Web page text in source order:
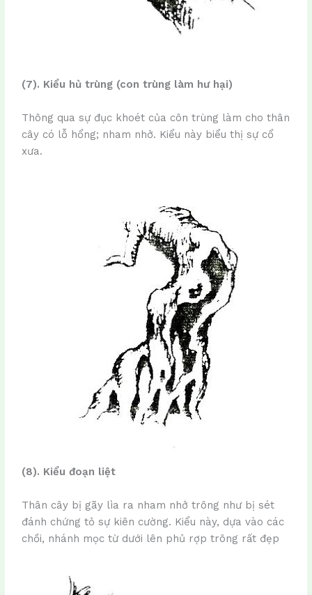
(7). Kiểu hủ trùng (con trùng làm hư hại)
Thông qua sự đục khoét của côn trùng làm cho thân
cây có lỗ hổng; nham nhở. Kiểu này biểu thị sự cổ
xưa.
(8). Kiểu đoạn liệt
Thân cây bị gãy lìa ra nham nhở trông như bị sét
đánh chứng tỏ sự kiên cường. Kiểu này, dựa vào các
chồi, nhánh mọc từ dưới lên phủ rợp trông rất đẹp